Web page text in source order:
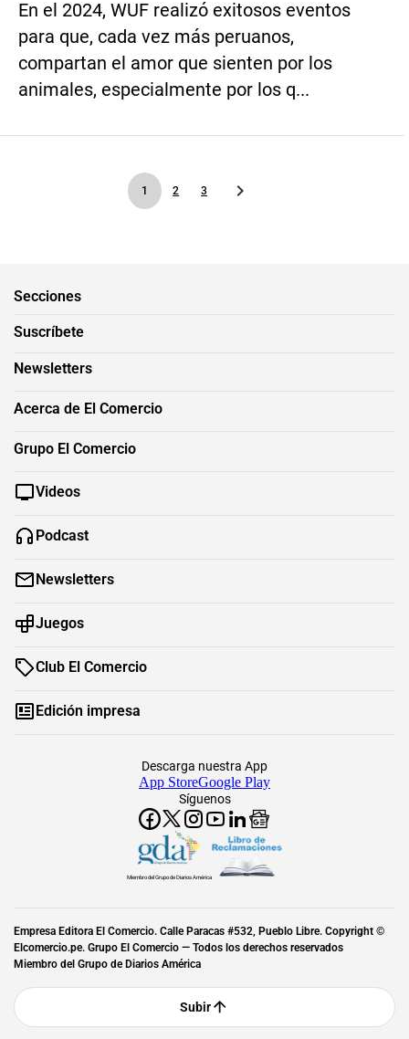
En el 2024, WUF realizó exitosos eventos
para que, cada vez más peruanos,
compartan el amor que sienten por los
animales, especialmente por los q...
1 2 3
Secciones
Suscríbete
Newsletters
Acerca de El Comercio
Grupo El Comercio
Videos
Podcast
Newsletters
Juegos
Club El Comercio
Edición impresa
Síguenos
Descarga nuestra App
App StoreGoogle Play
Miembro del Grupo de Diarios América
Empresa Editora El Comercio. Calle Paracas #532, Pueblo Libre. Copyright ©
Elcomercio.pe. Grupo El Comercio — Todos los derechos reservados
Miembro del Grupo de Diarios América
Subir